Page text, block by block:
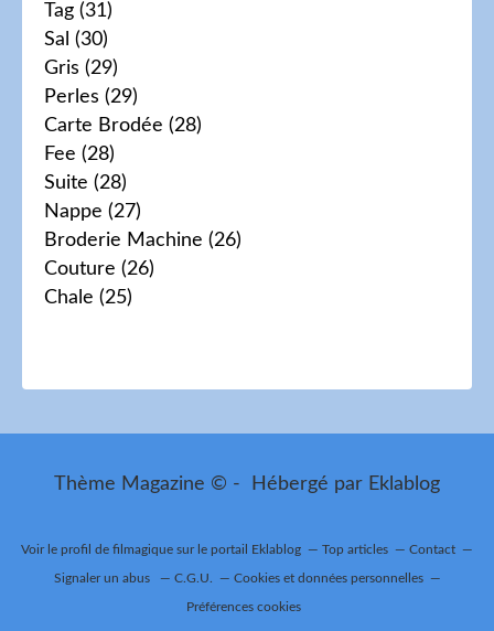
Tag (31)
Sal (30)
Gris (29)
Perles (29)
Carte Brodée (28)
Fee (28)
Suite (28)
Nappe (27)
Broderie Machine (26)
Couture (26)
Chale (25)
Thème Magazine © - Hébergé par Eklablog
Voir le profil de filmagique sur le portail Eklablog Top articles Contact
Signaler un abus C.G.U. Cookies et données personnelles
Préférences cookies